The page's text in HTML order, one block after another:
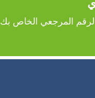
المرجعي الخاص بك